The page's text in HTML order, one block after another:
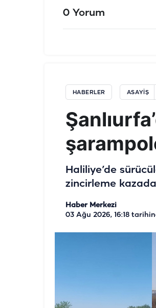
0 Yorum
HABERLER ASAYIŞ
Haliliye’de
zincirleme
Haber Merkezi
03 Ağu 2026, 16:18